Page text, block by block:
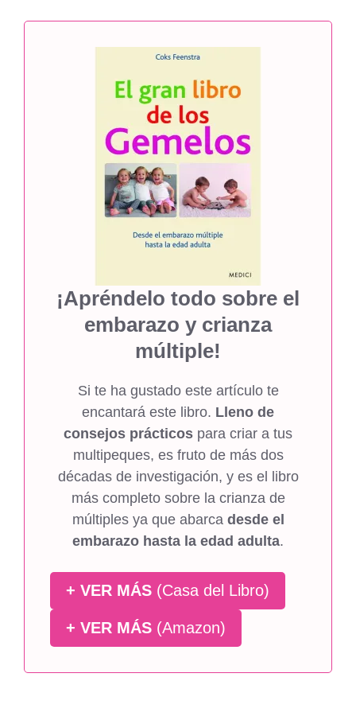
¡Apréndelo todo sobre el
embarazo y crianza
múltiple!
Si te ha gustado este artículo te
encantará este libro. Lleno de
consejos prácticos para criar a tus
multipeques, es fruto de más dos
décadas de investigación, y es el libro
más completo sobre la crianza de
múltiples ya que abarca desde el
embarazo hasta la edad adulta.
+ VER MÁS (Casa del Libro)
+ VER MÁS (Amazon)